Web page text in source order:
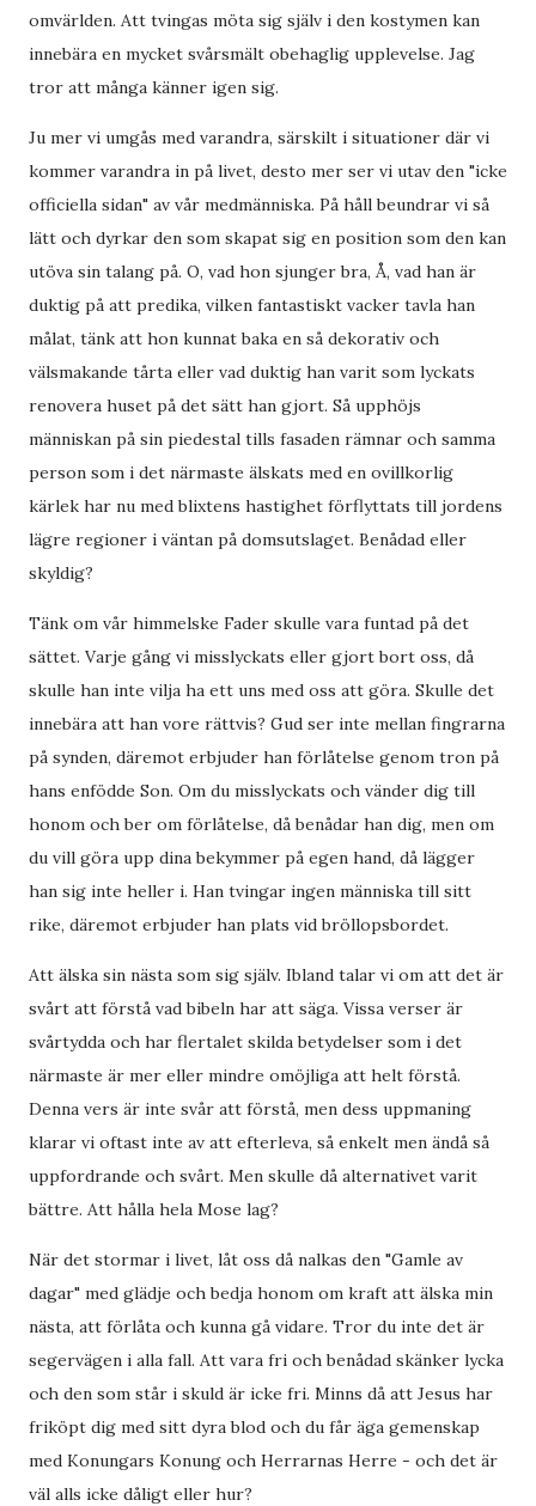
omvärlden. Att tvingas möta sig själv i den kostymen kan
innebära en mycket svårsmält obehaglig upplevelse. Jag
tror att många känner igen sig.
Ju mer vi umgås med varandra, särskilt i situationer där vi
kommer varandra in på livet, desto mer ser vi utav den "icke
officiella sidan" av vår medmänniska. På håll beundrar vi så
lätt och dyrkar den som skapat sig en position som den kan
utöva sin talang på. O, vad hon sjunger bra, Å, vad han är
duktig på att predika, vilken fantastiskt vacker tavla han
målat, tänk att hon kunnat baka en så dekorativ och
välsmakande tårta eller vad duktig han varit som lyckats
renovera huset på det sätt han gjort. Så upphöjs
människan på sin piedestal tills fasaden rämnar och samma
person som i det närmaste älskats med en ovillkorlig
kärlek har nu med blixtens hastighet förflyttats till jordens
lägre regioner i väntan på domsutslaget. Benådad eller
skyldig?
Tänk om vår himmelske Fader skulle vara funtad på det
sättet. Varje gång vi misslyckats eller gjort bort oss, då
skulle han inte vilja ha ett uns med oss att göra. Skulle det
innebära att han vore rättvis? Gud ser inte mellan fingrarna
på synden, däremot erbjuder han förlåtelse genom tron på
hans enfödde Son. Om du misslyckats och vänder dig till
honom och ber om förlåtelse, då benådar han dig, men om
du vill göra upp dina bekymmer på egen hand, då lägger
han sig inte heller i. Han tvingar ingen människa till sitt
rike, däremot erbjuder han plats vid bröllopsbordet.
Att älska sin nästa som sig själv. Ibland talar vi om att det är
svårt att förstå vad bibeln har att säga. Vissa verser är
svårtydda och har flertalet skilda betydelser som i det
närmaste är mer eller mindre omöjliga att helt förstå.
Denna vers är inte svår att förstå, men dess uppmaning
klarar vi oftast inte av att efterleva, så enkelt men ändå så
uppfordrande och svårt. Men skulle då alternativet varit
bättre. Att hålla hela Mose lag?
När det stormar i livet, låt oss då nalkas den "Gamle av
dagar" med glädje och bedja honom om kraft att älska min
nästa, att förlåta och kunna gå vidare. Tror du inte det är
segervägen i alla fall. Att vara fri och benådad skänker lycka
och den som står i skuld är icke fri. Minns då att Jesus har
friköpt dig med sitt dyra blod och du får äga gemenskap
med Konungars Konung och Herrarnas Herre - och det är
väl alls icke dåligt eller hur?